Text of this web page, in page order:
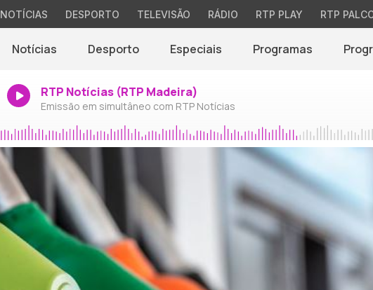
NOTÍCIAS DESPORTO TELEVISÃO RÁDIO RTP PLAY RTP
Notícias Desporto Especiais Programas
RTP Notícias (RTP Madeira)
Emissão em simultâneo com RTP Notícias